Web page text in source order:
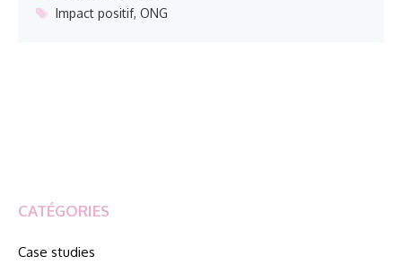
Étiquettes
Impact positif,ONG
CATÉGORIES
Case studies